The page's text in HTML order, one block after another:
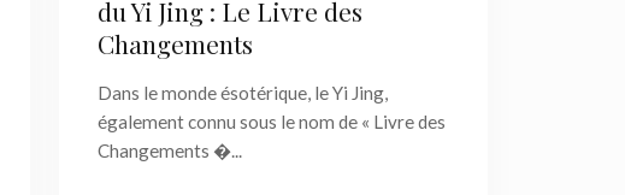
du Yi Jing : Le Livre des
Changements
Dans le monde ésotérique, le Yi Jing,
également connu sous le nom de « Livre des
Changements �...